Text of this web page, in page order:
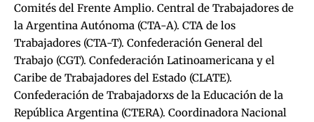
Comités del Frente Amplio. Central de Trabajadores de
la Argentina Autónoma (CTA-A). CTA de los
Trabajadores (CTA-T). Confederación General del
Trabajo (CGT). Confederación Latinoamericana y el
Caribe de Trabajadores del Estado (CLATE).
Confederación de Trabajadorxs de la Educación de la
República Argentina (CTERA). Coordinadora Nacional